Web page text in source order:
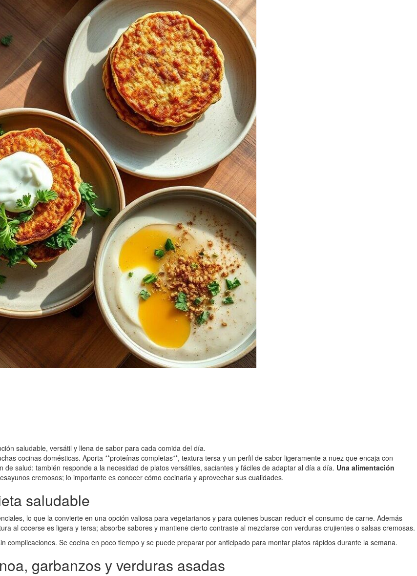
saludable, versátil y llena de sabor para cada comida del día.
cocinas domésticas. Aporta **proteínas completas**, textura tersa y un perfil de sabor ligeramente a nuez que encaja con
salud: también responde a la necesidad de platos versátiles, saciantes y fáciles de adaptar al día a día. Una alimentación
cremosos; lo importante es conocer cómo cocinarla y aprovechar sus cualidades.
saludable
lo que la convierte en una opción valiosa para vegetarianos y para quienes buscan reducir el consumo de carne. Además
al cocerse es ligera y tersa; absorbe sabores y mantiene cierto contraste al mezclarse con verduras crujientes o salsas cremosas.
complicaciones. Se cocina en poco tiempo y se puede preparar por anticipado para montar platos rápidos durante la semana.
garbanzos y verduras asadas